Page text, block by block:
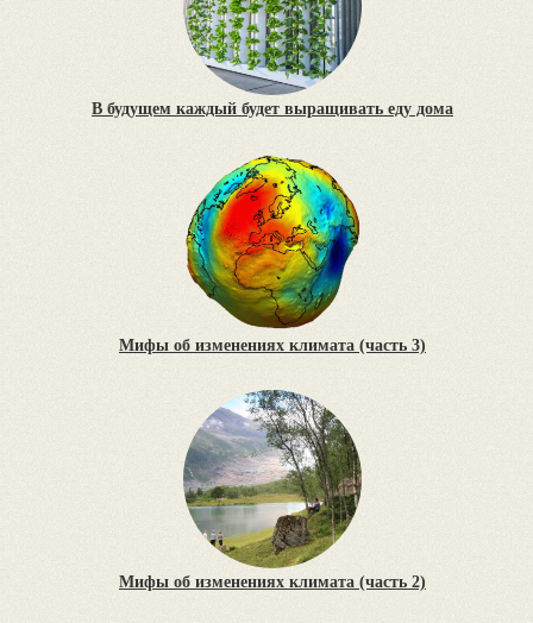
В будущем каждый будет выращивать еду дома
Мифы об изменениях климата (часть 3)
Мифы об изменениях климата (часть 2)